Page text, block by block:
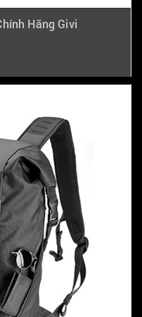
Hãng Givi